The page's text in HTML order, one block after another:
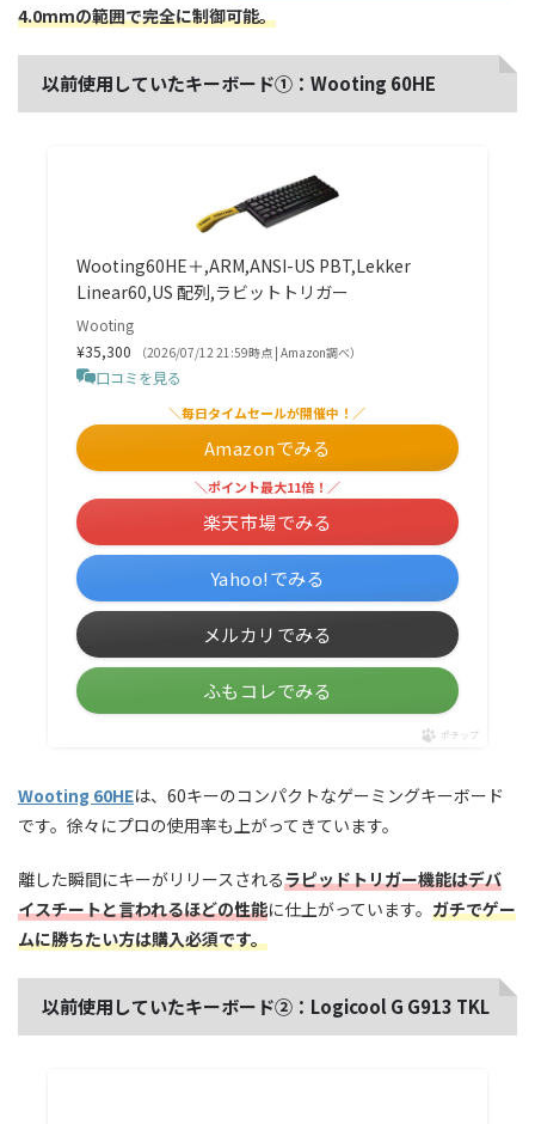
4.0mmの範囲で完全に制御可能。
以前使用していたキーボード①：Wooting 60HE
Wooting60HE＋,ARM,ANSI-US PBT,Lekker
Linear60,US 配列,ラビットトリガー
Wooting
¥35,300
（2026/07/12 21:59時点 | Amazon調べ）
口コミを見る
＼毎日タイムセールが開催中！／
Amazonでみる
＼ポイント最大11倍！／
楽天市場でみる
Yahoo!でみる
メルカリでみる
ふもコレでみる
ポチップ
Wooting 60HEは、60キーのコンパクトなゲーミングキーボード
です。徐々にプロの使用率も上がってきています。
離した瞬間にキーがリリースされるラピッドトリガー機能はデバ
イスチートと言われるほどの性能に仕上がっています。 ガチでゲー
ムに勝ちたい方は購入必須です。
以前使用していたキーボード②：Logicool G G913 TKL